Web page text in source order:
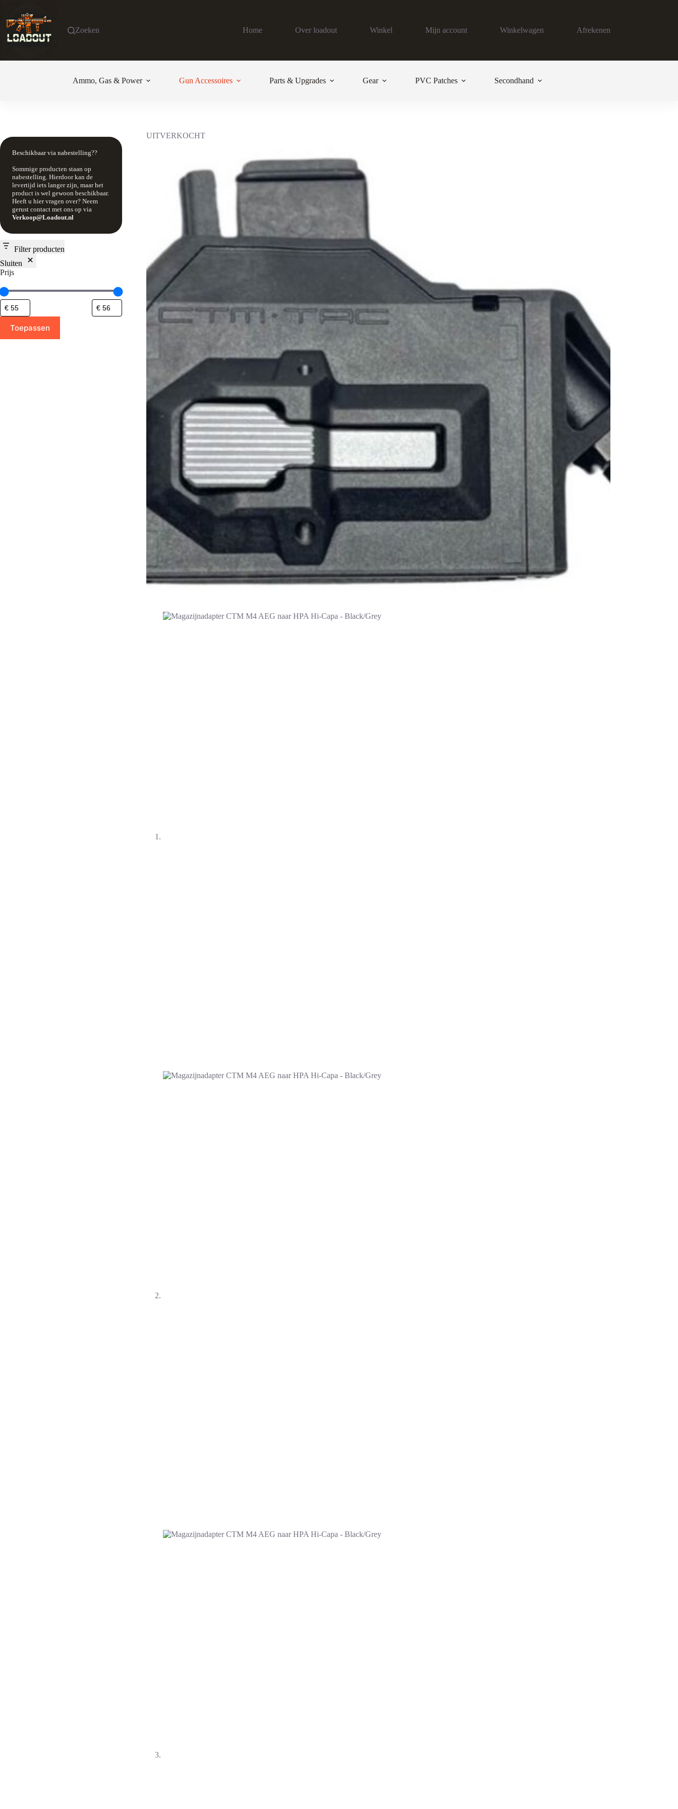
de
inhoud
Zoeken Home Over loadout Winkel Mijn account Winkelwagen Afrekenen
Ammo, Gas & Power Gun Accessoires Parts & Upgrades Gear PVC Patches Secondhand
UITVERKOCHT
Beschikbaar via nabestelling??
Sommige producten staan op
nabestelling. Hierdoor kan de
levertijd iets langer zijn, maar het
product is wel gewoon beschikbaar.
Heeft u hier vragen over? Neem
gerust contact met ons op via
Verkoop@Loadout.nl
Filter producten
Sluiten
Prijs
Toepassen